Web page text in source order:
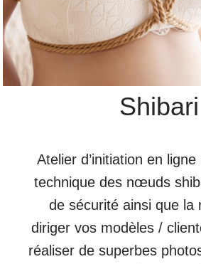
Shibari
Atelier d’initiation en
technique des nœuds
de sécurité ainsi que la
diriger vos modèles /
réaliser de superbes